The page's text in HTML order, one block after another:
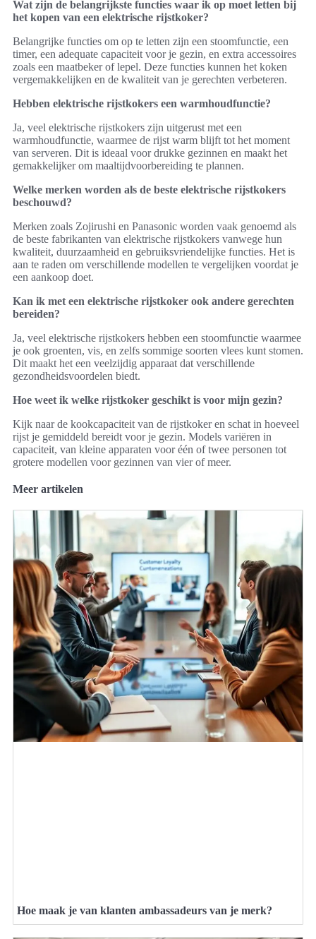
Wat zijn de belangrijkste functies waar ik op moet letten bij
het kopen van een elektrische rijstkoker?
Belangrijke functies om op te letten zijn een stoomfunctie, een
timer, een adequate capaciteit voor je gezin, en extra accessoires
zoals een maatbeker of lepel. Deze functies kunnen het koken
vergemakkelijken en de kwaliteit van je gerechten verbeteren.
Hebben elektrische rijstkokers een warmhoudfunctie?
Ja, veel elektrische rijstkokers zijn uitgerust met een
warmhoudfunctie, waarmee de rijst warm blijft tot het moment
van serveren. Dit is ideaal voor drukke gezinnen en maakt het
gemakkelijker om maaltijdvoorbereiding te plannen.
Welke merken worden als de beste elektrische rijstkokers
beschouwd?
Merken zoals Zojirushi en Panasonic worden vaak genoemd als
de beste fabrikanten van elektrische rijstkokers vanwege hun
kwaliteit, duurzaamheid en gebruiksvriendelijke functies. Het is
aan te raden om verschillende modellen te vergelijken voordat je
een aankoop doet.
Kan ik met een elektrische rijstkoker ook andere gerechten
bereiden?
Ja, veel elektrische rijstkokers hebben een stoomfunctie waarmee
je ook groenten, vis, en zelfs sommige soorten vlees kunt stomen.
Dit maakt het een veelzijdig apparaat dat verschillende
gezondheidsvoordelen biedt.
Hoe weet ik welke rijstkoker geschikt is voor mijn gezin?
Kijk naar de kookcapaciteit van de rijstkoker en schat in hoeveel
rijst je gemiddeld bereidt voor je gezin. Models variëren in
capaciteit, van kleine apparaten voor één of twee personen tot
grotere modellen voor gezinnen van vier of meer.
Meer artikelen
Hoe maak je van klanten ambassadeurs van je merk?